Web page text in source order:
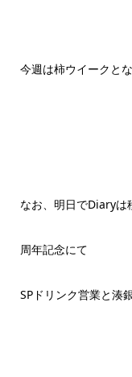
今週は柿ウイークと
なお、明日でDiaryは
周年記念にて
SPドリンク営業と湊